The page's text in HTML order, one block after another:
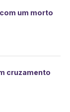
um morto
cruzamento